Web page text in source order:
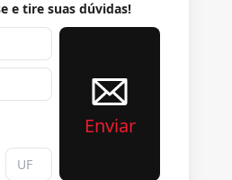
e tire suas dúvidas!
Enviar